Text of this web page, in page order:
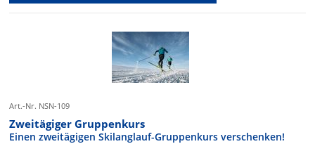
Art.-Nr. NSN-109
Zweitägiger Gruppenkurs
Einen zweitägigen Skilanglauf-Gruppenkurs verschenken!